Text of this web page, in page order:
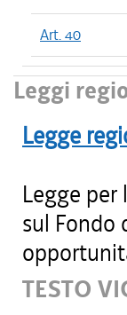
Art. 40
Leggi
Legge
Legge
sul Fondo
TESTO